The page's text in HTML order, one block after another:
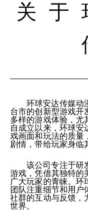
关于
环球安达传媒动
台市的创新型游戏开
多样的游戏体验，尤
自成立以来，环球安
戏画面和玩法的质量
剧情，带给玩家身临
该公司专注于研
游戏，凭借其独特的
广大玩家的青睐。环
团队注重细节和用户
社群的互动与反馈，
世界。